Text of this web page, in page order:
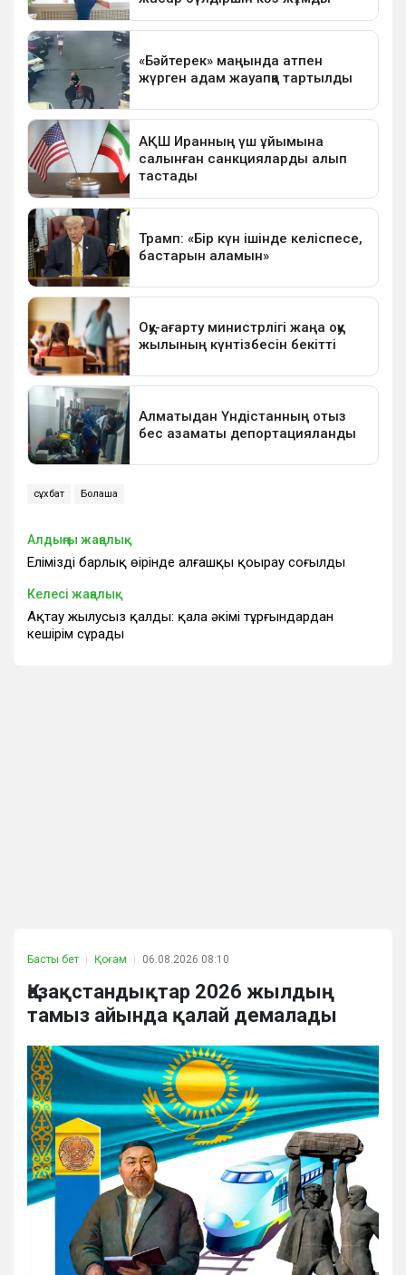
сұхбат Болашақ
Алдыңғы жаңалық
Еліміздің барлық өңірінде алғашқы қоңырау соғылды
Келесі жаңалық
Ақтау жылусыз қалды: қала әкімі тұрғындардан
кешірім сұрады
Басты бет Қоғам 06.08.2026 08:10
Қазақстандықтар 2026 жылдың
тамыз айында қалай демалады